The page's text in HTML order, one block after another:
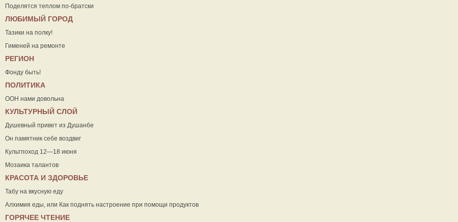
Поделятся теплом по-братски
ЛЮБИМЫЙ ГОРОД
Тазики на полку!
Гименей на ремонте
РЕГИОН
Фонду быть!
ПОЛИТИКА
ООН нами довольна
КУЛЬТУРНЫЙ СЛОЙ
Душевный привет из Душанбе
Он памятник себе воздвиг
Культпоход 12—18 июня
Мозаика талантов
КРАСОТА И ЗДОРОВЬЕ
Табу на вкусную еду
Алхимия еды, или Как поднять настроение при помощи продуктов
ГОРЯЧЕЕ ЧТЕНИЕ